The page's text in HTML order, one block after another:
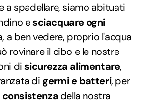
a spadellare, siamo abituati
esciacquare ogni
a ben vedere, proprio l'acqua
rovinare il cibo e le nostre
di sicurezza alimentare,
di germi e batteri, per
consistenza della nostra